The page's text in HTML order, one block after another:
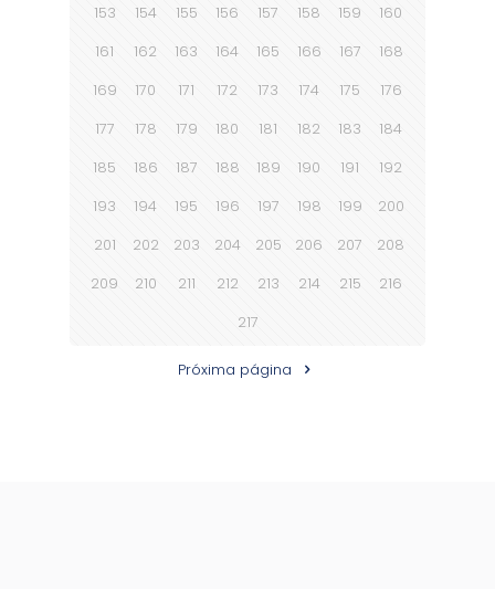
153
154 155 156 157 158 159
160
161
162 163 164 165 166 167
168
169
170 171 172 173 174 175
176
177
178 179 180 181 182 183
184
185
186 187 188 189 190 191
192
193
194 195 196 197 198 199
200
201
202 203 204 205 206 207
208
209
210 211 212 213 214 215
216
217
Próxima página